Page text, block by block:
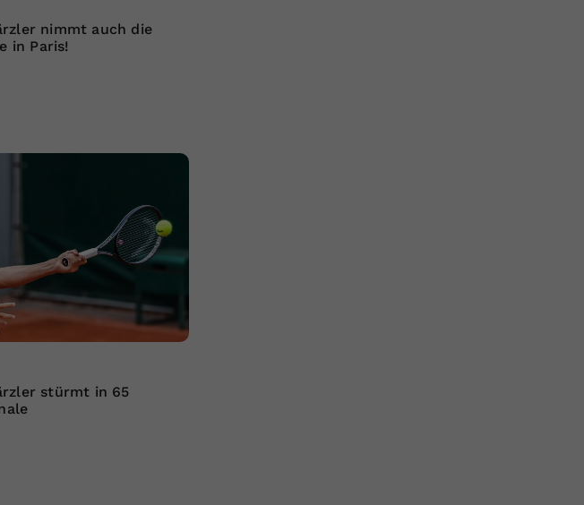
nimmt auch die
in Paris!
stürmt in 65